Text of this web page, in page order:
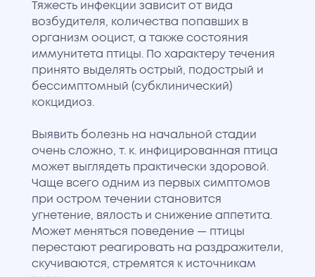
Тяжесть инфекции зависит от вида
возбудителя, количества попавших в
организм ооцист, а также состояния
иммунитета птицы. По характеру течения
принято выделять острый, подострый и
бессимптомный (субклинический)
кокцидиоз.
Выявить болезнь на начальной стадии
очень сложно, т. к. инфицированная птица
может выглядеть практически здоровой.
Чаще всего одним из первых симптомов
при остром течении становится
угнетение, вялость и снижение аппетита.
Может меняться поведение — птицы
перестают реагировать на раздражители,
скучиваются, стремятся к источникам